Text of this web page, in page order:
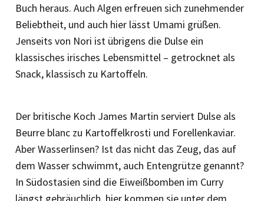
Buch heraus. Auch Algen erfreuen sich zunehmender
Beliebtheit, und auch hier lässt Umami grüßen.
Jenseits von Nori ist übrigens die Dulse ein
klassisches irisches Lebensmittel – getrocknet als
Snack, klassisch zu Kartoffeln.
Der britische Koch James Martin serviert Dulse als
Beurre blanc zu Kartoffel­krosti und Forellenkaviar.
Aber Wasserlinsen? Ist das nicht das Zeug, das auf
dem Wasser schwimmt, auch Entengrütze genannt?
In Südostasien sind die Eiweißbomben im Curry
längst gebräuchlich, hier kommen sie unter dem